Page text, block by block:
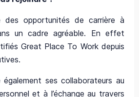
des opportunités de carrière à
un cadre agréable. En effet
Great Place To Work depuis
ses collaborateurs au
et à l’échange au travers